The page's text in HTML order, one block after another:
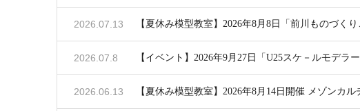
【夏休み模型教室】2026年8月8日「前川ものづく
2026.07.13
【イベント】2026年9月27日「U25スケ－ルモデラ
2026.07.8
【夏休み模型教室】2026年8月14日開催 メゾンカ
2026.06.13